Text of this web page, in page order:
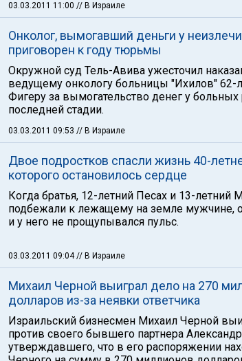
03.03.2011 11:00 // В Израиле
Онколог, вымогавший деньги у
приговорен к году тюрьмы
Окружной суд Тель-Авива ужесточил
ведущему онкологу больницы "Ихилов" 62-
Фигеру за вымогательство денег у
последней стадии.
03.03.2011 09:53 // В Израиле
Двое подростков спасли жизнь 40-
которого остановилось сердце
Когда братья, 12-летний Песах и 13-летний
подбежали к лежащему на земле мужчине,
и у него не прощупывался пульс.
03.03.2011 09:04// В Израиле
Михаил Черной выиграл дело на 270
долларов из-за неявки ответчика
Израильский бизнесмен Михаил Черной
против своего бывшего партнера
утверждавшего, что в его распоряжении